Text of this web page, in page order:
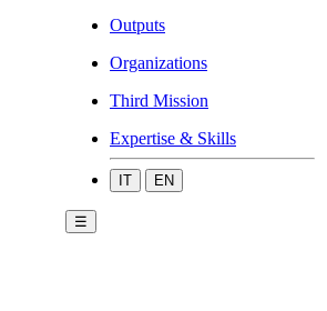
Outputs
Organizations
Third Mission
Expertise & Skills
IT EN
☰